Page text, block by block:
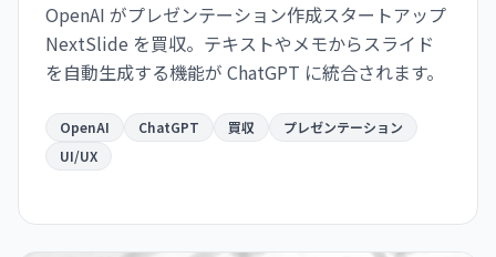
OpenAI がプレゼンテーション作成スタートアップ
NextSlide を買収。テキストやメモからスライド
を自動生成する機能が ChatGPT に統合されます。
OpenAI ChatGPT 買収
プレゼンテーション
UI/UX